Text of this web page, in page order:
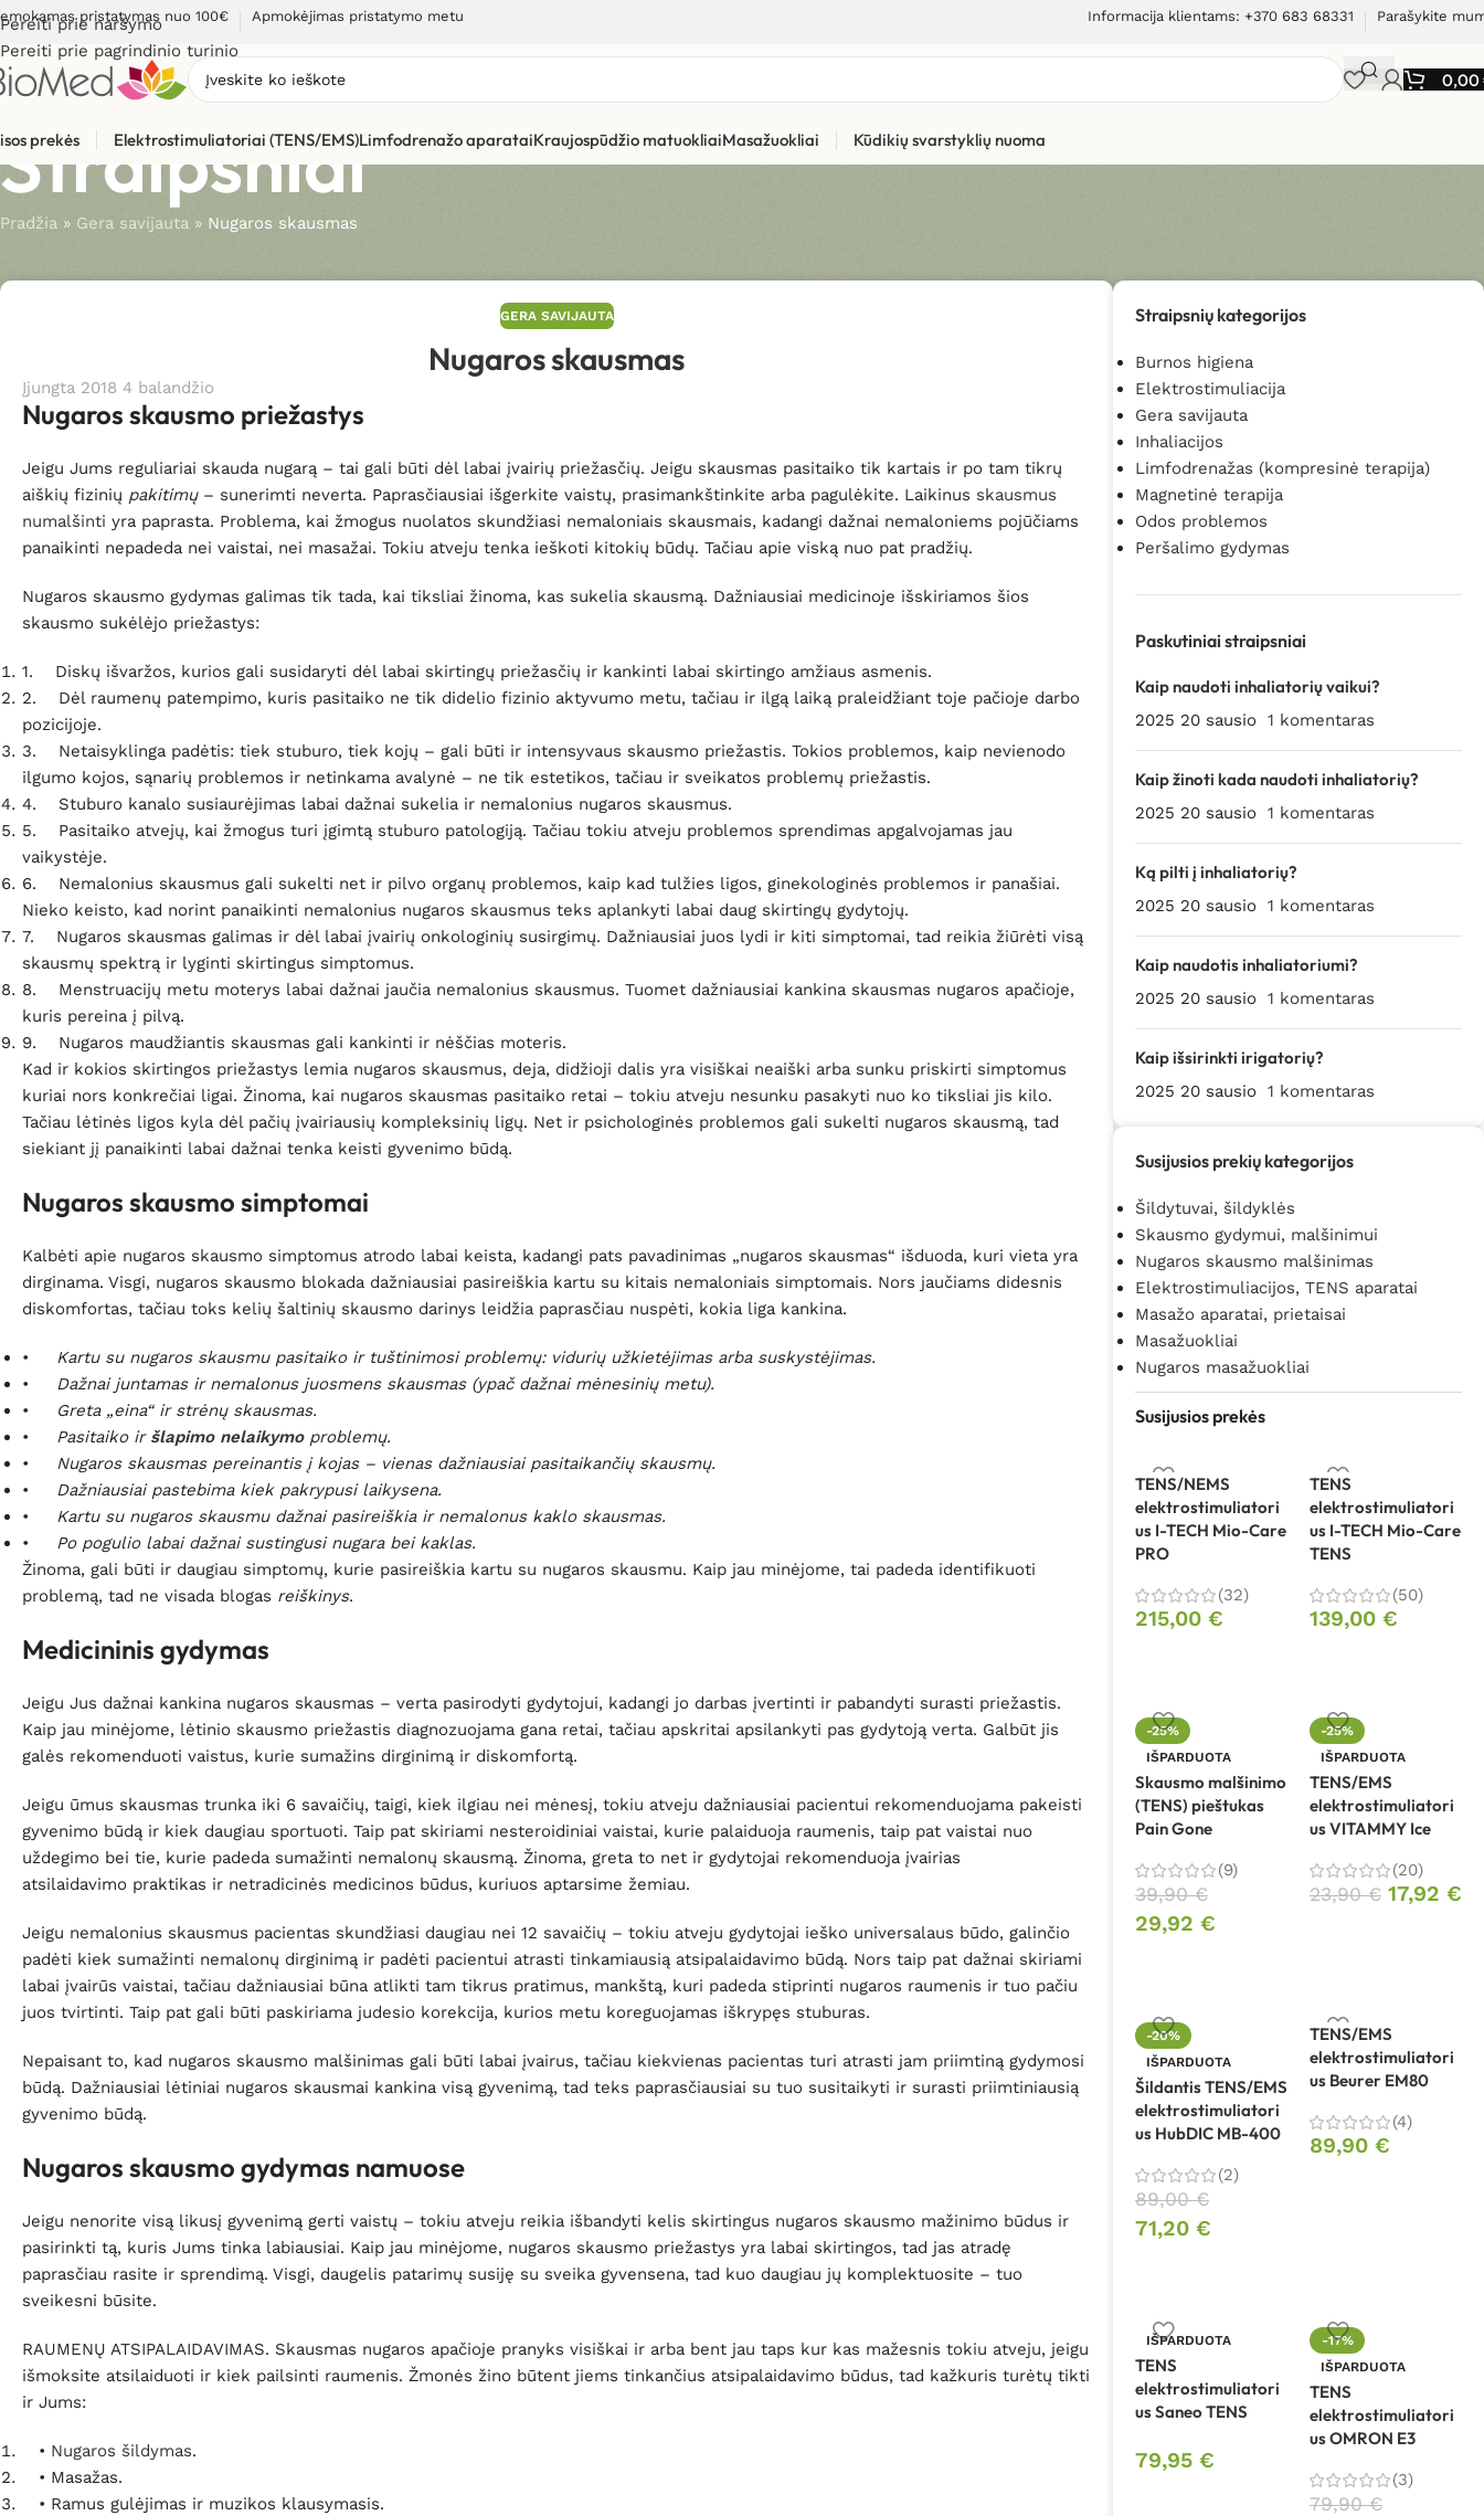
Pereiti prie naršymo
Pereiti prie pagrindinio turinio
pristatymas nuo 100€ Apmokėjimas pristatymo metu Informacija klientams: +370 683 68331 Parašykite
0,00
prekės Elektrostimuliatoriai (TENS/EMS)Limfodrenažo aparataiKraujospūdžio matuokliaiMasažuokliai Kūdikių svarstyklių nuoma
Straipsniai
Pradžia » Gera savijauta » Nugaros skausmas
GERA SAVIJAUTA
Nugaros skausmas
Įjungta 2018 4 balandžio
Nugaros skausmo priežastys
Jeigu Jums reguliariai skauda nugarą – tai gali būti dėl labai įvairių priežasčių. Jeigu skausmas pasitaiko tik kartais ir po tam tikrų
aiškių fizinių pakitimų– sunerimti neverta. Paprasčiausiai išgerkite vaistų, prasimankštinkite arba pagulėkite. Laikinus skausmus
numalšinti yra paprasta. Problema, kai žmogus nuolatos skundžiasi nemaloniais skausmais, kadangi dažnai nemaloniems pojūčiams
panaikinti nepadeda nei vaistai, nei masažai. Tokiu atveju tenka ieškoti kitokių būdų. Tačiau apie viską nuo pat pradžių.
Nugaros skausmo gydymas galimas tik tada, kai tiksliai žinoma, kas sukelia skausmą. Dažniausiai medicinoje išskiriamos šios
skausmo sukėlėjo priežastys:
1. Diskų išvaržos, kurios gali susidaryti dėl labai skirtingų priežasčių ir kankinti labai skirtingo amžiaus asmenis.
2. Dėl raumenų patempimo, kuris pasitaiko ne tik didelio fizinio aktyvumo metu, tačiau ir ilgą laiką praleidžiant toje pačioje darbo
pozicijoje.
3. Netaisyklinga padėtis: tiek stuburo, tiek kojų – gali būti ir intensyvaus skausmo priežastis. Tokios problemos, kaip nevienodo
ilgumo kojos, sąnarių problemos ir netinkama avalynė – ne tik estetikos, tačiau ir sveikatos problemų priežastis.
4. Stuburo kanalo susiaurėjimas labai dažnai sukelia ir nemalonius nugaros skausmus.
5. Pasitaiko atvejų, kai žmogus turi įgimtą stuburo patologiją. Tačiau tokiu atveju problemos sprendimas apgalvojamas jau
vaikystėje.
6. Nemalonius skausmus gali sukelti net ir pilvo organų problemos, kaip kad tulžies ligos, ginekologinės problemos ir panašiai.
Nieko keisto, kad norint panaikinti nemalonius nugaros skausmus teks aplankyti labai daug skirtingų gydytojų.
7. Nugaros skausmas galimas ir dėl labai įvairių onkologinių susirgimų. Dažniausiai juos lydi ir kiti simptomai, tad reikia žiūrėti visą
skausmų spektrą ir lyginti skirtingus simptomus.
8. Menstruacijų metu moterys labai dažnai jaučia nemalonius skausmus. Tuomet dažniausiai kankina skausmas nugaros apačioje,
kuris pereina į pilvą.
9. Nugaros maudžiantis skausmas gali kankinti ir nėščias moteris.
Kad ir kokios skirtingos priežastys lemia nugaros skausmus, deja, didžioji dalis yra visiškai neaiški arba sunku priskirti simptomus
kuriai nors konkrečiai ligai. Žinoma, kai nugaros skausmas pasitaiko retai – tokiu atveju nesunku pasakyti nuo ko tiksliai jis kilo.
Tačiau lėtinės ligos kyla dėl pačių įvairiausių kompleksinių ligų. Net ir psichologinės problemos gali sukelti nugaros skausmą, tad
siekiant jį panaikinti labai dažnai tenka keisti gyvenimo būdą.
Nugaros skausmo simptomai
Kalbėti apie nugaros skausmo simptomus atrodo labai keista, kadangi pats pavadinimas „nugaros skausmas“ išduoda, kuri vieta yra
dirginama. Visgi, nugaros skausmo blokada dažniausiai pasireiškia kartu su kitais nemaloniais simptomais. Nors jaučiams didesnis
diskomfortas, tačiau toks kelių šaltinių skausmo darinys leidžia paprasčiau nuspėti, kokia liga kankina.
•
Kartu su nugaros skausmu pasitaiko ir tuštinimosi problemų: vidurių užkietėjimas arba suskystėjimas.
•
Dažnai juntamas ir nemalonus juosmens skausmas (ypač dažnai mėnesinių metu).
•
Greta „eina“ ir strėnų skausmas.
•
Pasitaiko ir šlapimo nelaikymoproblemų.
•
Nugaros skausmas pereinantis į kojas – vienas dažniausiai pasitaikančių skausmų.
•
Dažniausiai pastebima kiek pakrypusi laikysena.
•
Kartu su nugaros skausmu dažnai pasireiškia ir nemalonus kaklo skausmas.
•
Po pogulio labai dažnai sustingusi nugara bei kaklas.
Žinoma, gali būti ir daugiau simptomų, kurie pasireiškia kartu su nugaros skausmu. Kaip jau minėjome, tai padeda identifikuoti
problemą, tad ne visada blogas reiškinys.
Medicininis gydymas
Jeigu Jus dažnai kankina nugaros skausmas – verta pasirodyti gydytojui, kadangi jo darbas įvertinti ir pabandyti surasti priežastis.
Kaip jau minėjome, lėtinio skausmo priežastis diagnozuojama gana retai, tačiau apskritai apsilankyti pas gydytoją verta. Galbūt jis
galės rekomenduoti vaistus, kurie sumažins dirginimą ir diskomfortą.
Jeigu ūmus skausmas trunka iki 6 savaičių, taigi, kiek ilgiau nei mėnesį, tokiu atveju dažniausiai pacientui rekomenduojama pakeisti
gyvenimo būdą ir kiek daugiau sportuoti. Taip pat skiriami nesteroidiniai vaistai, kurie palaiduoja raumenis, taip pat vaistai nuo
uždegimo bei tie, kurie padeda sumažinti nemalonų skausmą. Žinoma, greta to net ir gydytojai rekomenduoja įvairias
atsilaidavimo praktikas ir netradicinės medicinos būdus, kuriuos aptarsime žemiau.
Jeigu nemalonius skausmus pacientas skundžiasi daugiau nei 12 savaičių – tokiu atveju gydytojai ieško universalaus būdo, galinčio
padėti kiek sumažinti nemalonų dirginimą ir padėti pacientui atrasti tinkamiausią atsipalaidavimo būdą. Nors taip pat dažnai skiriami
labai įvairūs vaistai, tačiau dažniausiai būna atlikti tam tikrus pratimus, mankštą, kuri padeda stiprinti nugaros raumenis ir tuo pačiu
juos tvirtinti. Taip pat gali būti paskiriama judesio korekcija, kurios metu koreguojamas iškrypęs stuburas.
Nepaisant to, kad nugaros skausmo malšinimas gali būti labai įvairus, tačiau kiekvienas pacientas turi atrasti jam priimtiną gydymosi
būdą. Dažniausiai lėtiniai nugaros skausmai kankina visą gyvenimą, tad teks paprasčiausiai su tuo susitaikyti ir surasti priimtiniausią
gyvenimo būdą.
Nugaros skausmo gydymas namuose
Jeigu nenorite visą likusį gyvenimą gerti vaistų – tokiu atveju reikia išbandyti kelis skirtingus nugaros skausmo mažinimo būdus ir
pasirinkti tą, kuris Jums tinka labiausiai. Kaip jau minėjome, nugaros skausmo priežastys yra labai skirtingos, tad jas atradę
paprasčiau rasite ir sprendimą. Visgi, daugelis patarimų susiję su sveika gyvensena, tad kuo daugiau jų komplektuosite – tuo
sveikesni būsite.
RAUMENŲ ATSIPALAIDAVIMAS. Skausmas nugaros apačioje pranyks visiškai ir arba bent jau taps kur kas mažesnis tokiu atveju, jeigu
išmoksite atsilaiduoti ir kiek pailsinti raumenis. Žmonės žino būtent jiems tinkančius atsipalaidavimo būdus, tad kažkuris turėtų tikti
ir Jums:
• Nugaros šildymas.
• Masažas.
• Ramus gulėjimas ir muzikos klausymasis.
Straipsnių kategorijos
Burnos higiena
Elektrostimuliacija
Gera savijauta
Inhaliacijos
Limfodrenažas (kompresinė terapija)
Magnetinė terapija
Odos problemos
Peršalimo gydymas
Paskutiniai straipsniai
Kaip naudoti inhaliatorių vaikui?
2025 20 sausio 1 komentaras
Kaip žinoti kada naudoti inhaliatorių?
2025 20 sausio 1 komentaras
Ką pilti į inhaliatorių?
2025 20 sausio 1 komentaras
Kaip naudotis inhaliatoriumi?
2025 20 sausio 1 komentaras
Kaip išsirinkti irigatorių?
2025 20 sausio 1 komentaras
Susijusios prekių kategorijos
Šildytuvai, šildyklės
Skausmo gydymui, malšinimui
Nugaros skausmo malšinimas
Elektrostimuliacijos, TENS aparatai
Masažo aparatai, prietaisai
Masažuokliai
Nugaros masažuokliai
Susijusios prekės
TENS/NEMS
elektrostimuliatori
us I-TECH Mio-Care
PRO
(32)
215,00 €
TENS
elektrostimuliatori
us I-TECH Mio-Care
TENS
(50)
139,00 €
-25%
IŠPARDUOTA
Skausmo malšinimo
(TENS) pieštukas
Pain Gone
(9)
39,90€
29,92 €
-25%
IŠPARDUOTA
TENS/EMS
elektrostimuliatori
us VITAMMY Ice
(20)
23,90€ 17,92 €
-20%
IŠPARDUOTA
Šildantis TENS/EMS
elektrostimuliatori
us HubDIC MB-400
(2)
89,00€
71,20 €
TENS/EMS
elektrostimuliatori
us Beurer EM80
(4)
89,90 €
IŠPARDUOTA
TENS
elektrostimuliatori
us Saneo TENS
79,95 €
-17%
IŠPARDUOTA
TENS
elektrostimuliatori
us OMRON E3
(3)
79,90€